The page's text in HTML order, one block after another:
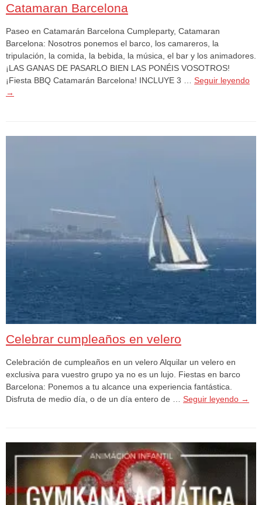
Catamaran Barcelona
Paseo en Catamarán Barcelona Cumpleparty, Catamaran
Barcelona: Nosotros ponemos el barco, los camareros, la
tripulación, la comida, la bebida, la música, el bar y los animadores.
¡LAS GANAS DE PASARLO BIEN LAS PONÉIS VOSOTROS!
¡Fiesta BBQ Catamarán Barcelona! INCLUYE 3 … Seguir leyendo
→
Celebrar cumpleaños en velero
Celebración de cumpleaños en un velero Alquilar un velero en
exclusiva para vuestro grupo ya no es un lujo. Fiestas en barco
Barcelona: Ponemos a tu alcance una experiencia fantástica.
Disfruta de medio día, o de un día entero de … Seguir leyendo →